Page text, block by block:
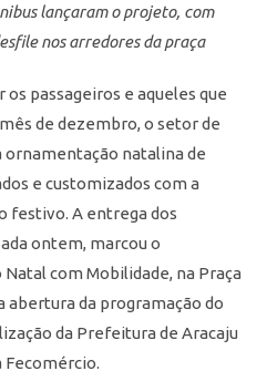
lançaram o projeto, com
nos arredores da praça
passageiros e aqueles que
de dezembro, o setor de
natalina de
e customizados com a
festivo. A entrega dos
ontem, marcou o
com Mobilidade, na Praça
abertura da programação do
da Prefeitura de Aracaju
Fecomércio.